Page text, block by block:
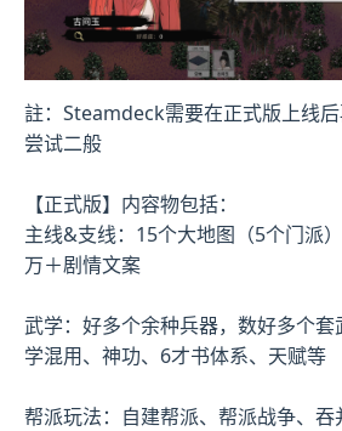
註：Steamdeck需要在正式版上线
尝试二般
【正式版】内容物包括：
主线&支线：15个大地图（5个门派
万＋剧情文案
武学：好多个余种兵器，数好多个
学混用、神功、6才书体系、天赋等
帮派玩法：自建帮派、帮派战争、